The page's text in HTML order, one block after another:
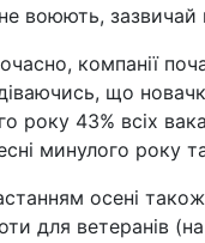
воюють, зазвичай
компанії
що
року 43% всіх
минулого року
осені
для ветеранів